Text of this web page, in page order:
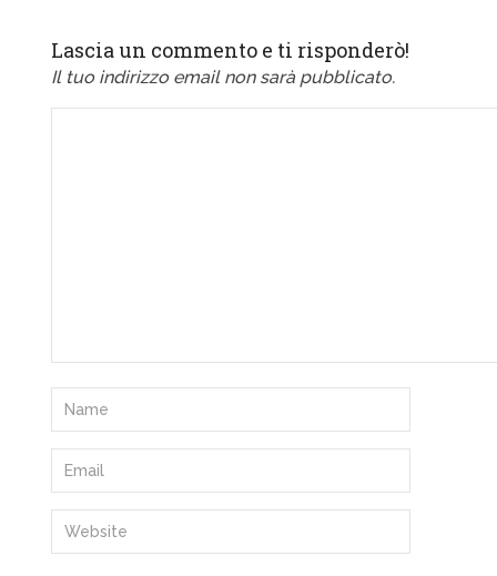
Lascia un commento e ti risponderò!
Il tuo indirizzo email non sarà pubblicato.